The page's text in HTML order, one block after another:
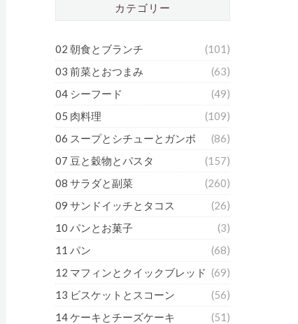
カテゴリー
02 朝食とブランチ
(101)
03 前菜とおつまみ
(63)
04 シーフード
(49)
05 肉料理
(109)
06 スープとシチューとガンボ
(86)
07 豆と穀物とパスタ
(157)
08 サラダと副菜
(260)
09 サンドイッチとタコス
(26)
10 パンとお菓子
(3)
11 パン
(68)
12 マフィンとクイックブレッド (69)
13 ビスケットとスコーン
(56)
14 ケーキとチーズケーキ
(51)